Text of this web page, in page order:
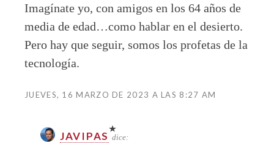
Imagínate yo, con amigos en los 64 años de
media de edad…como hablar en el desierto.
Pero hay que seguir, somos los profetas de la
tecnología.
JUEVES, 16 MARZO DE 2023 A LAS 8:27 AM
JAVIPAS dice: